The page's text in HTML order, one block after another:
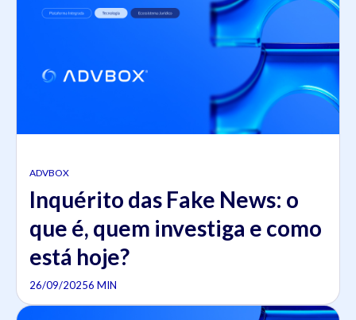
ADVBOX
Inquérito das Fake News: o
que é, quem investiga e como
está hoje?
26/09/20256 MIN